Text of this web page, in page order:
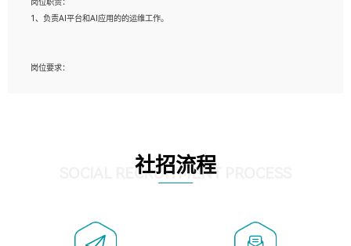
4、熟练使用oracle、mysql进行开发；
5、熟悉流程开发如使用activiti；
1、负责AI平台和AI应用的的运维工作。
岗位要求：
4、掌握DevOps思想、方法和流程。Jenkins工具使用；
5、掌握常见中间件配置与优化，如mysql、nginx等；
社招流程
SOCIAL RECRUITMENT PROCESS